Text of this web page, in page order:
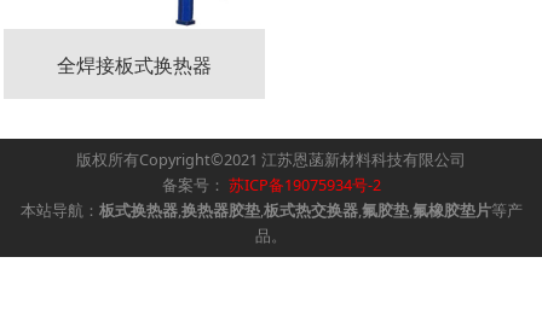
全焊接板式换热器
版权所有Copyright©2021 江苏恩菡新材料科技有限公司
备案号： 苏ICP备19075934号-2
本站导航： 板式换热器,换热器胶垫,板式热交换器,氟胶垫,氟橡胶垫片等产
品。